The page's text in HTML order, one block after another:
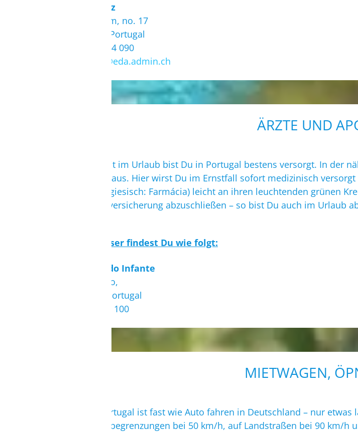
Konsulat Schweiz
Travessa do Jardim, no. 17
1350-185 Lisboa, Portugal
Tel.: (+351) 213 944 090
lisbon.cc@eda.admin.ch
ÄRZTE UND
Auch bei Krankheit im Urlaub bist Du in Portugal bestens versorgt. In der
sich ein Krankenhaus. Hier wirst Du im Ernstfall sofort medizinisch
Apotheken (Portugiesisch: Farmácia) leicht an ihren leuchtenden grünen
Auslandskrankenversicherung abzuschließen – so bist Du auch im Urlaub
Die Krankenhäuser findest Du wie folgt:
Hospital Terras do Infante
Av. Dom Sebastião,
8600-654 Lagos, Portugal
Tel.: +351 282 770 100
MIETWAGEN,
Auto fahren in Portugal ist fast wie Auto fahren in Deutschland – nur
Geschwindigkeitsbegrenzungen bei 50 km/h, auf Landstraßen bei 90 km/